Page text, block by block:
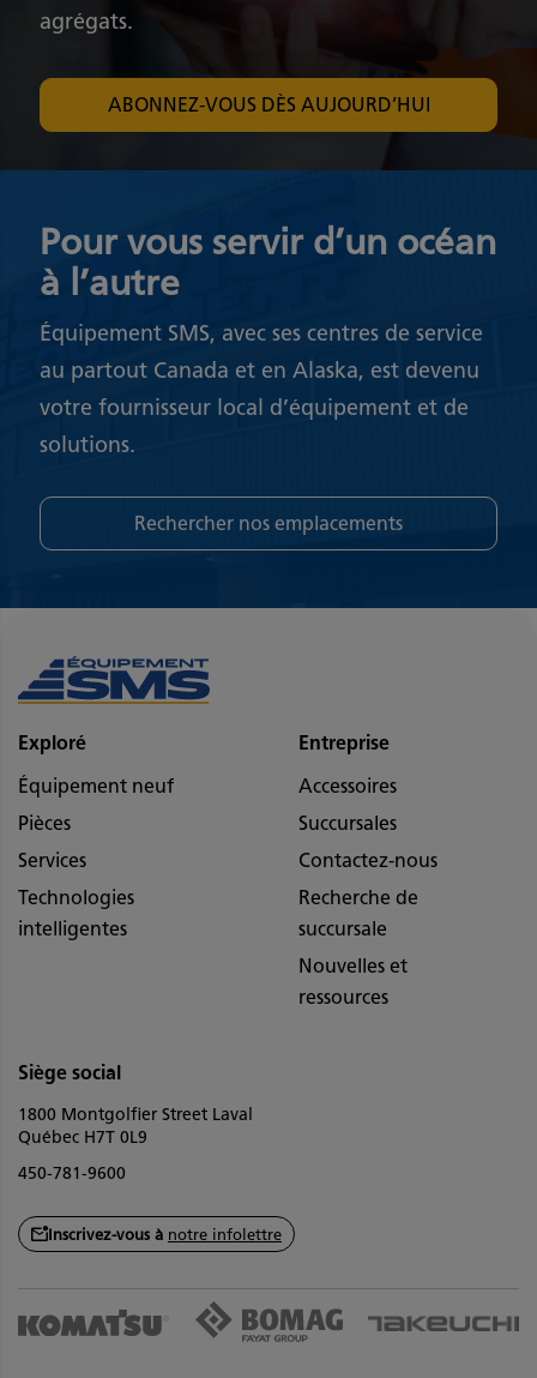
Pour vous servir d’un océan
à l’autre
Équipement SMS, avec ses centres de service
au partout Canada et en Alaska, est devenu
votre fournisseur local d’équipement et de
solutions.
Rechercher nos emplacements
agrégats.
ABONNEZ-VOUS DÈS AUJOURD’HUI
Exploré
Équipement neuf
Pièces
Services
Technologies
intelligentes
Entreprise
Accessoires
Succursales
Contactez-nous
Recherche de
succursale
Nouvelles et
ressources
Siège social
1800 Montgolfier Street Laval
Québec H7T 0L9
450-781-9600
Inscrivez-vous à notre infolettre